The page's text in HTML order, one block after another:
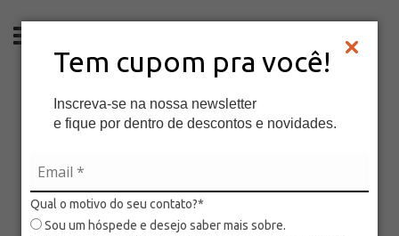
Tem cupom pra você!
Inscreva-se na nossa newsletter
e fique por dentro de descontos e novidades.
Qual o motivo do seu contato?*
Sou um hóspede e desejo saber mais sobre.